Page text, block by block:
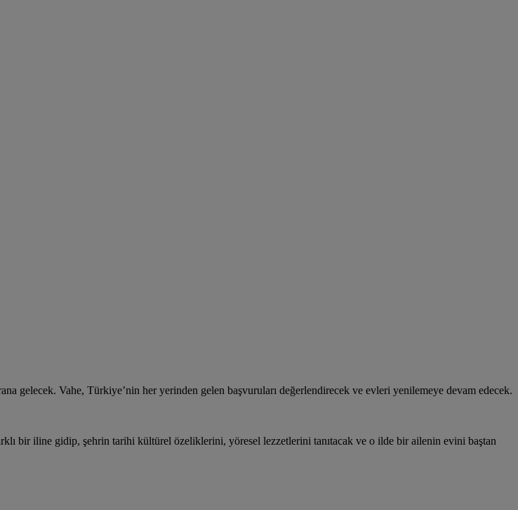
gelecek. Vahe, Türkiye’nin her yerinden gelen başvuruları değerlendirecek ve evleri yenilemeye devam edecek.
bir iline gidip, şehrin tarihi kültürel özeliklerini, yöresel lezzetlerini tanıtacak ve o ilde bir ailenin evini baştan